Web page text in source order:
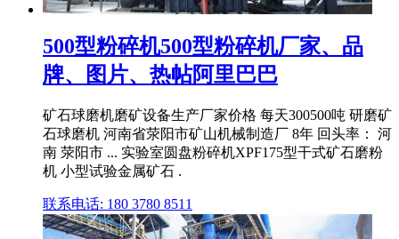
500型粉碎机500型粉碎机厂家、品
牌、图片、热帖阿里巴巴
矿石球磨机磨矿设备生产厂家价格 每天300500吨 研磨矿
石球磨机 河南省荥阳市矿山机械制造厂 8年 回头率： 河
南 荥阳市 ... 实验室圆盘粉碎机XPF175型干式矿石磨粉
机 小型试验金属矿石 .
联系电话: 180 3780 8511